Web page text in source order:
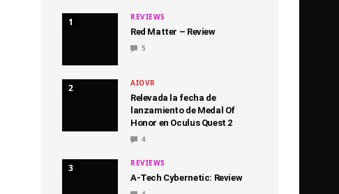
1 REVIEWS
Red Matter – Review
5
2 AIOVR
Relevada la fecha de
lanzamiento de Medal Of
Honor en Oculus Quest 2
4
3 REVIEWS
A-Tech Cybernetic: Review